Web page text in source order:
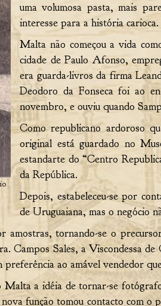
uma volumosa pasta, mais
interesse para a história carioca.
Malta não começou a vida
cidade de Paulo Afonso,
era guarda-livros da firma
Deodoro da Fonseca foi ao
novembro, e ouviu quando
Como republicano ardoroso
original está guardado no
estandarte do “Centro
da República.
Depois, estabeleceu-se por
de Uruguaiana, mas o negócio
amostras, tornando-se o
Campos Sales, a Viscondessa
ao amável vendedor
Malta a idéia de tornar-se
função tomou contacto com o